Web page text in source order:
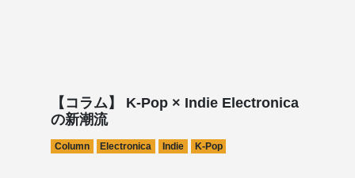
【コラム】 K-Pop × Indie Electronica
の新潮流
Column Electronica Indie K-Pop